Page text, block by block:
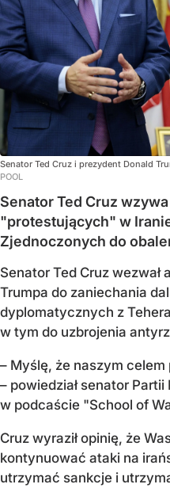
Senator Ted Cruz i prezydent Donald
POOL
Senator Ted Cruz
"protestujących" w
Zjednoczonych do
Senator Ted Cruz
Trumpa do zaniechania
dyplomatycznych z
w tym do uzbrojenia
– Myślę, że naszym
– powiedział senator
w podcaście "School of
Cruz wyraził opinię, że
kontynuować ataki na
utrzymać sankcje i